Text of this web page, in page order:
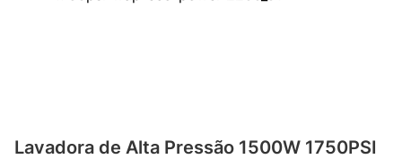
Lavadora de Alta Pressão 1500W 1750PSI